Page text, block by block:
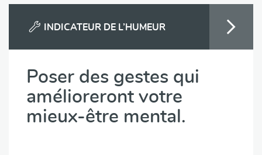
INDICATEUR DE L’HUMEUR
Poser des gestes qui
amélioreront votre
mieux-être mental.